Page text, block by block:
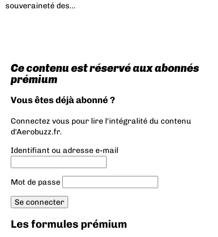
souveraineté des...
Ce contenu est réservé aux abonnés
prémium
Vous êtes déjà abonné ?
Connectez vous pour lire l'intégralité du contenu
d'Aerobuzz.fr.
Identifiant ou adresse e-mail
Mot de passe
Les formules prémium